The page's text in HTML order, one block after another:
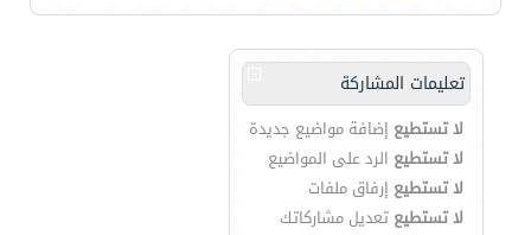
تعليمات المشاركة
لا تستطيع إضافة مواضيع جديدة
لا تستطيع الرد على المواضيع
لا تستطيع إرفاق ملفات
لا تستطيع تعديل مشاركاتك